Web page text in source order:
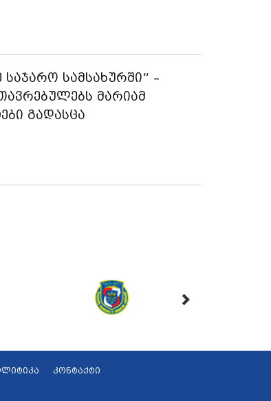
სამსახურში“ –
მარიამ
გადასცა
კონტაქტი